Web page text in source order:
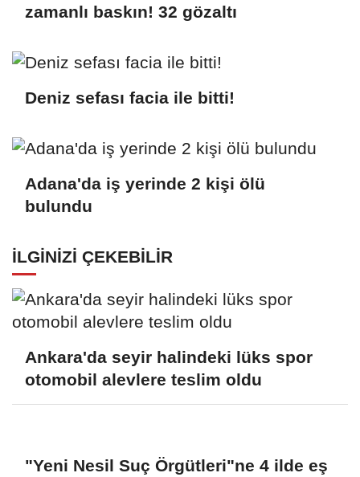
zamanlı baskın! 32 gözaltı
Deniz sefası facia ile bitti!
Adana'da iş yerinde 2 kişi ölü
bulundu
İLGINIZI ÇEKEBILIR
Ankara'da seyir halindeki lüks spor
otomobil alevlere teslim oldu
"Yeni Nesil Suç Örgütleri"ne 4 ilde eş